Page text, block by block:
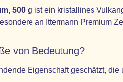
500 g ist ein kristallines
an Ittermann Premium
von Bedeutung?
Eigenschaft geschätzt,